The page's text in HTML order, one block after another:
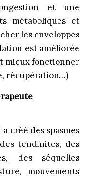
et une
métaboliques et
les enveloppes
est améliorée
mieux fonctionner
récupération…)
créé des spasmes
tendinites, des
des séquelles
mouvements